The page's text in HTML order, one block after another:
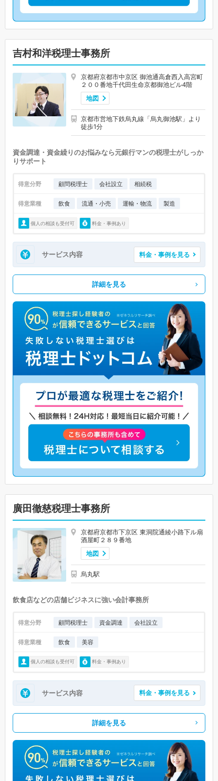
吉村和洋税理士事務所
京都府京都市中京区 御池通高倉西入高宮町
２００番地千代田生命京都御池ビル4階
地図
京都市営地下鉄烏丸線「烏丸御池駅」より
徒歩1分
資金調達・資金繰りのお悩みなら元銀行マンの税理士がしっか
りサポート
得意分野 顧問税理士 会社設立 相続税
得意業種 飲食 流通・小売 運輸・物流 製造
個人の相談も受付可 料金・事例あり
サービス内容 料金・事例を見る
詳細を見る
廣田徹慈税理士事務所
京都府京都市下京区 東洞院通綾小路下ル扇
酒屋町２８９番地
地図
烏丸駅
飲食店などの店舗ビジネスに強い会計事務所
得意分野 顧問税理士 資金調達 会社設立
得意業種 飲食 美容
個人の相談も受付可 料金・事例あり
サービス内容 料金・事例を見る
詳細を見る